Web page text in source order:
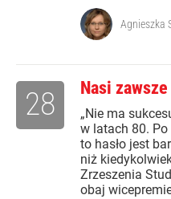
Agnieszka
Nasi
„Nie ma
w latach 80.
to hasło jest
niż
Zrzeszenia
obaj
28